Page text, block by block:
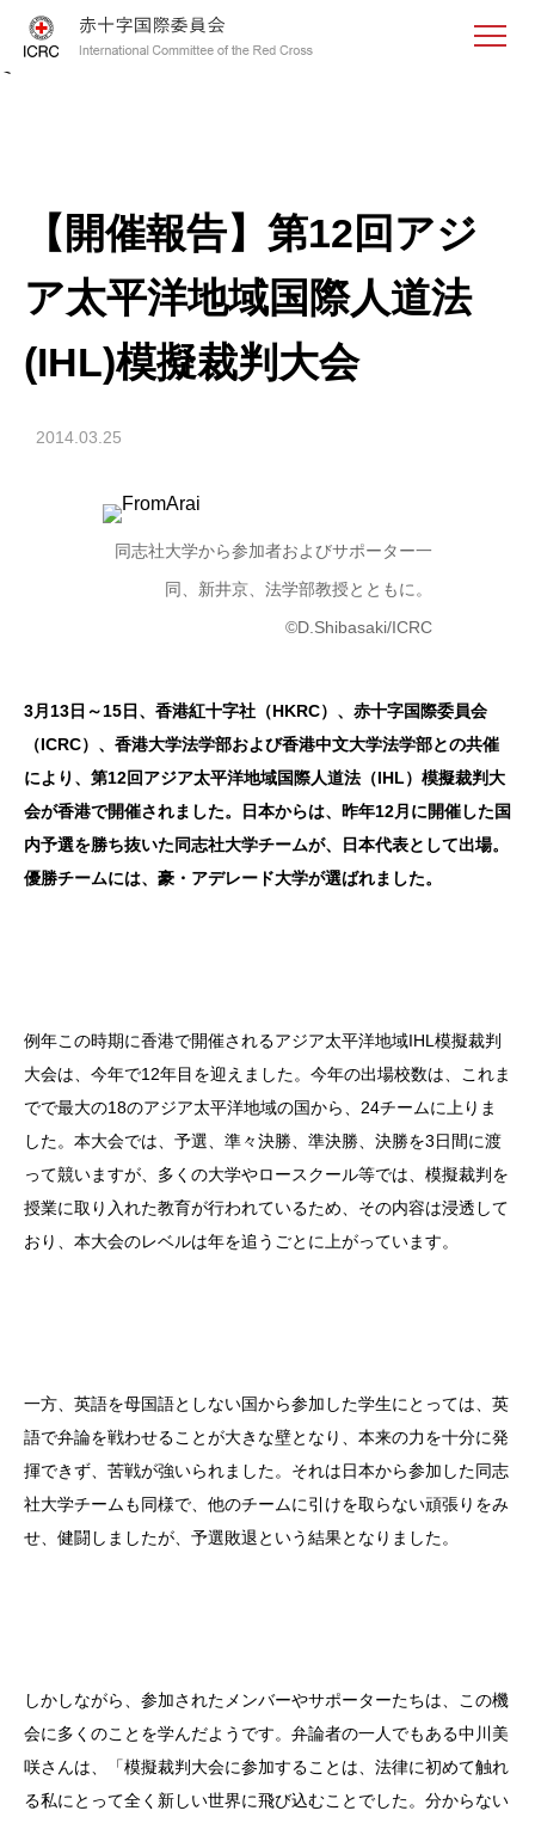
<
【開催報告】第12回アジ
ア太平洋地域国際人道法
(IHL)模擬裁判大会
2014.03.25
同志社大学から参加者およびサポーター一
同、新井京、法学部教授とともに。
©D.Shibasaki/ICRC
3月13日～15日、香港紅十字社（HKRC）、赤十字国際委員会
（ICRC）、香港大学法学部および香港中文大学法学部との共催
により、第12回アジア太平洋地域国際人道法（IHL）模擬裁判大
会が香港で開催されました。日本からは、昨年12月に開催した国
内予選を勝ち抜いた同志社大学チームが、日本代表として出場。
優勝チームには、豪・アデレード大学が選ばれました。
例年この時期に香港で開催されるアジア太平洋地域IHL模擬裁判
大会は、今年で12年目を迎えました。今年の出場校数は、これま
でで最大の18のアジア太平洋地域の国から、24チームに上りま
した。本大会では、予選、準々決勝、準決勝、決勝を3日間に渡
って競いますが、多くの大学やロースクール等では、模擬裁判を
授業に取り入れた教育が行われているため、その内容は浸透して
おり、本大会のレベルは年を追うごとに上がっています。
一方、英語を母国語としない国から参加した学生にとっては、英
語で弁論を戦わせることが大きな壁となり、本来の力を十分に発
揮できず、苦戦が強いられました。それは日本から参加した同志
社大学チームも同様で、他のチームに引けを取らない頑張りをみ
せ、健闘しましたが、予選敗退という結果となりました。
しかしながら、参加されたメンバーやサポーターたちは、この機
会に多くのことを学んだようです。弁論者の一人でもある中川美
咲さんは、「模擬裁判大会に参加することは、法律に初めて触れ
る私にとって全く新しい世界に飛び込むことでした。分からない